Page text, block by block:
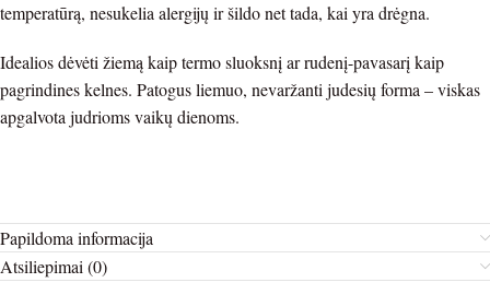
temperatūrą, nesukelia alergijų ir šildo net tada, kai yra drėgna.
Idealios dėvėti žiemą kaip termo sluoksnį ar rudenį-pavasarį kaip
pagrindines kelnes. Patogus liemuo, nevaržanti judesių forma – viskas
apgalvota judrioms vaikų dienoms.
Papildoma informacija
Atsiliepimai (0)